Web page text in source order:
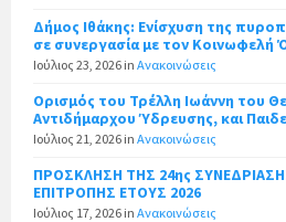
Δήμος Ιθάκης: Ενίσχυση της
σε συνεργασία με τον Κοινωφελή
Ιούλιος 23, 2026 in Ανακοινώσεις
Ορισμός του Τρέλλη Ιωάννη του
Αντιδήμαρχου Ύδρευσης, και
Ιούλιος 21, 2026 in Ανακοινώσεις
ΠΡΟΣΚΛΗΣΗ ΤΗΣ 24ης
ΕΠΙΤΡΟΠΗΣ ΕΤΟΥΣ 2026
Ιούλιος 17, 2026 in Ανακοινώσεις